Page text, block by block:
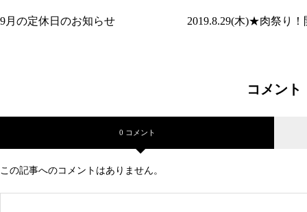
9月の定休日のお知らせ 2019.8.29(木)★肉祭り
コメント
0 コメント
この記事へのコメントはありません。